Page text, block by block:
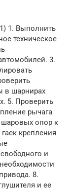
1. Выполнить
техническое
3.
в шарнирах
5. Проверить
рычага
шаровых опор к
крепления
и
8.
и ее